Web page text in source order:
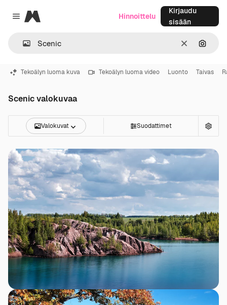
Close menu
Magnific
SelkeäHae
Hinnoittelu
Kirjaudu
sisään
Tekoälyn luoma kuva Tekoälyn luoma video Luonto Taivas
Scenic valokuvaa
Valokuvat Suodattimet